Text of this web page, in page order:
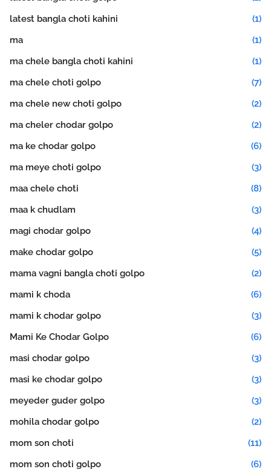
latest bangla choti kahini
(1)
ma
(1)
ma chele bangla choti kahini
(1)
ma chele choti golpo
(7)
ma chele new choti golpo
(2)
ma cheler chodar golpo
(2)
ma ke chodar golpo
(6)
ma meye choti golpo
(3)
maa chele choti
(8)
maa k chudlam
(3)
magi chodar golpo
(4)
make chodar golpo
(5)
mama vagni bangla choti golpo
(2)
mami k choda
(6)
mami k chodar golpo
(3)
Mami Ke Chodar Golpo
(6)
masi chodar golpo
(3)
masi ke chodar golpo
(3)
meyeder guder golpo
(3)
mohila chodar golpo
(2)
mom son choti
(11)
mom son choti golpo
(6)